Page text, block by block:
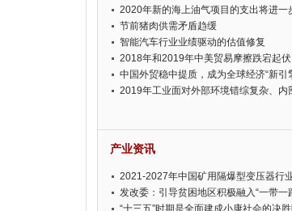
2020年新的海上油气项目的支出将进一
节前猪肉供需矛盾趋缓
智能汽车行业业绩驱动的估值修复
2018年和2019年中美贸易摩擦跌宕起伏
中国外贸稳中提质，成为全球经济“新引
2019年工业面对外部环境错综复杂、内
产业资讯
2021-2027年中国矿用隔爆型变压器行
投资前景预测报告
发改委：引导贫困地区积极融入“一带一
“十三五”时期是全面建成小康社会的决